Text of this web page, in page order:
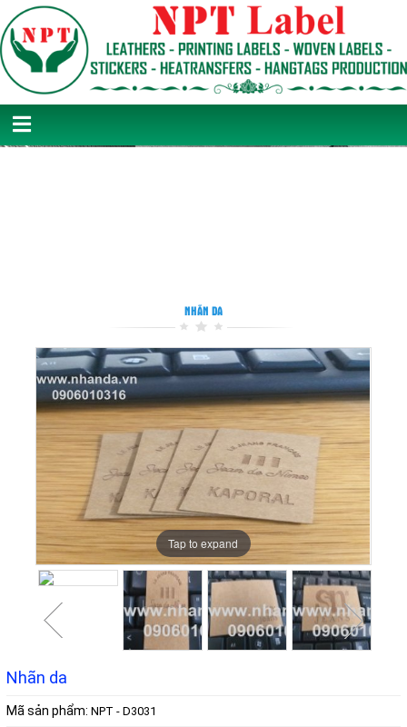
NHÃN DA
Tap to expand
Tap to expand
Tap to expand
Tap to expand
Tap to expand
Tap to expand
Tap to expand
Tap to expand
Nhãn da
Mã sản phẩm: NPT - D3031